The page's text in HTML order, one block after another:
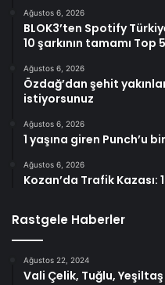
Ağustos 6, 2026
BLOK3’ten Spotify
10 şarkının tamamı Top
Ağustos 6, 2026
Özdağ’dan şehit
istiyorsunuz
Ağustos 6, 2026
1 yaşına giren Punch’u
Ağustos 6, 2026
Kozan’da Trafik Kazası:
Rastgele Haberler
Ağustos 22, 2024
Vali Çelik, Tuğlu,